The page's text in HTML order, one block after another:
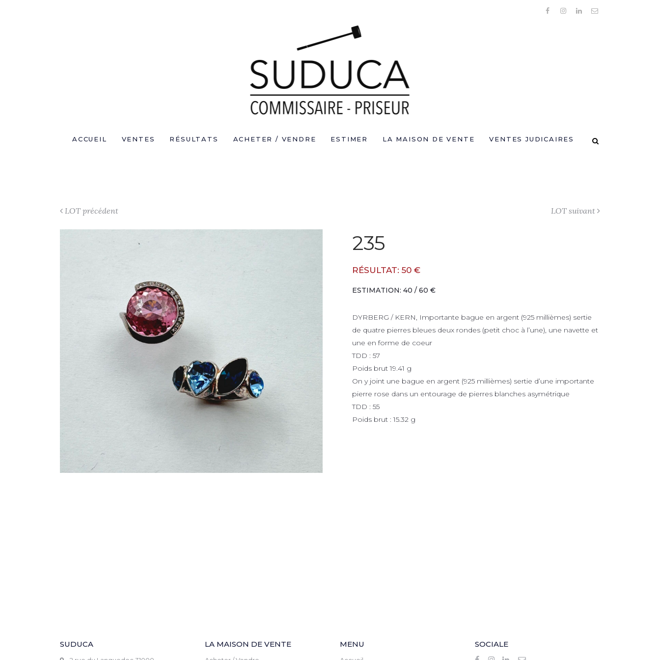
ACCUEIL VENTES RÉSULTATS ACHETER / VENDRE ESTIMER LA MAISON DE VENTE VENTES JUDICAIRES
LOT précédent LOT suivant
235
RÉSULTAT: 50 €
ESTIMATION: 40 / 60 €
DYRBERG / KERN, Importante bague en argent (925 millièmes) sertie
de quatre pierres bleues deux rondes (petit choc à l’une), une navette et
une en forme de coeur
TDD : 57
Poids brut 19.41 g
On y joint une bague en argent (925 millièmes) sertie d’une importante
pierre rose dans un entourage de pierres blanches asymétrique
TDD : 55
Poids brut : 15.32 g
SUDUCA LA MAISON DE VENTE MENU SOCIALE